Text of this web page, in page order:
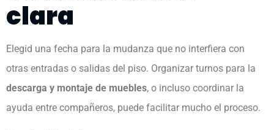
clara
Elegid una fecha para la mudanza que no interfiera con
otras entradas o salidas del piso. Organizar turnos para la
descarga y montaje de muebles, o incluso coordinar la
ayuda entre compañeros, puede facilitar mucho el proceso.